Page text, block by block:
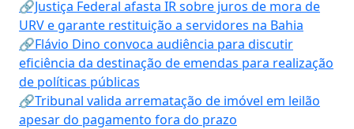
🔗Justiça Federal afasta IR sobre juros de mora de
URV e garante restituição a servidores na Bahia
🔗Flávio Dino convoca audiência para discutir
eficiência da destinação de emendas para realização
de políticas públicas
🔗Tribunal valida arrematação de imóvel em leilão
apesar do pagamento fora do prazo